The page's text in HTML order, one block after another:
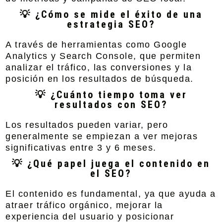
💡 ¿Cómo se mide el éxito de una
estrategia SEO?
A través de herramientas como Google
Analytics y Search Console, que permiten
analizar el tráfico, las conversiones y la
posición en los resultados de búsqueda.
💡 ¿Cuánto tiempo toma ver
resultados con SEO?
Los resultados pueden variar, pero
generalmente se empiezan a ver mejoras
significativas entre 3 y 6 meses.
💡 ¿Qué papel juega el contenido en
el SEO?
El contenido es fundamental, ya que ayuda a
atraer tráfico orgánico, mejorar la
experiencia del usuario y posicionar